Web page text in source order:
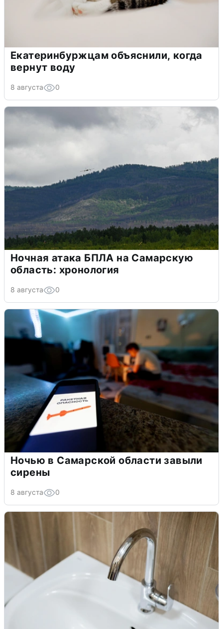
Екатеринбуржцам объяснили, когда
вернут воду
8 августа 0
Ночная атака БПЛА на Самарскую
область: хронология
8 августа 0
Ночью в Самарской области завыли
сирены
8 августа 0